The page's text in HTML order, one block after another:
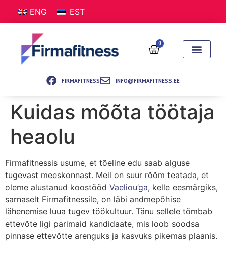
ENG EST
0
FIRMAFITNESS INFO@FIRMAFITNESS.EE
Kuidas mõõta töötaja
heaolu
Firmafitnessis usume, et tõeline edu saab alguse
tugevast meeskonnast. Meil on suur rõõm teatada, et
oleme alustanud koostööd Vaeliou’ga, kelle eesmärgiks,
sarnaselt Firmafitnessile, on läbi andmepõhise
lähenemise luua tugev töökultuur. Tänu sellele tõmbab
ettevõte ligi parimaid kandidaate, mis loob soodsa
pinnase ettevõtte arenguks ja kasvuks pikemas plaanis.